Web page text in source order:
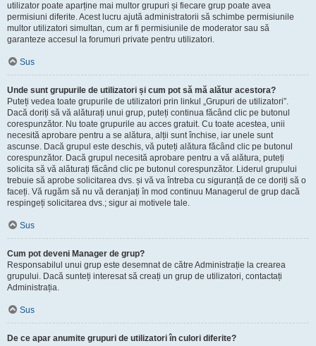
utilizator poate aparține mai multor grupuri și fiecare grup poate avea
permisiuni diferite. Acest lucru ajută administratorii să schimbe permisiunile
multor utilizatori simultan, cum ar fi permisiunile de moderator sau să
garanteze accesul la forumuri private pentru utilizatori.
Sus
Unde sunt grupurile de utilizatori și cum pot să mă alătur acestora?
Puteți vedea toate grupurile de utilizatori prin linkul „Grupuri de utilizatori”.
Dacă doriți să vă alăturați unui grup, puteți continua făcând clic pe butonul
corespunzător. Nu toate grupurile au acces gratuit. Cu toate acestea, unii
necesită aprobare pentru a se alătura, alții sunt închise, iar unele sunt
ascunse. Dacă grupul este deschis, vă puteți alătura făcând clic pe butonul
corespunzător. Dacă grupul necesită aprobare pentru a vă alătura, puteți
solicita să vă alăturați făcând clic pe butonul corespunzător. Liderul grupului
trebuie să aprobe solicitarea dvs. și vă va întreba cu siguranță de ce doriți să o
faceți. Vă rugăm să nu vă deranjați în mod continuu Managerul de grup dacă
respingeți solicitarea dvs.; sigur ai motivele tale.
Sus
Cum pot deveni Manager de grup?
Responsabilul unui grup este desemnat de către Administrație la crearea
grupului. Dacă sunteți interesat să creați un grup de utilizatori, contactați
Administrația.
Sus
De ce apar anumite grupuri de utilizatori în culori diferite?